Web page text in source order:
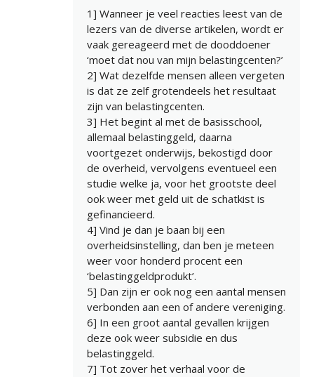
1] Wanneer je veel reacties leest van de
lezers van de diverse artikelen, wordt er
vaak gereageerd met de dooddoener
‘moet dat nou van mijn belastingcenten?’
2] Wat dezelfde mensen alleen vergeten
is dat ze zelf grotendeels het resultaat
zijn van belastingcenten.
3] Het begint al met de basisschool,
allemaal belastinggeld, daarna
voortgezet onderwijs, bekostigd door
de overheid, vervolgens eventueel een
studie welke ja, voor het grootste deel
ook weer met geld uit de schatkist is
gefinancieerd.
4] Vind je dan je baan bij een
overheidsinstelling, dan ben je meteen
weer voor honderd procent een
‘belastinggeldprodukt’.
5] Dan zijn er ook nog een aantal mensen
verbonden aan een of andere vereniging.
6] In een groot aantal gevallen krijgen
deze ook weer subsidie en dus
belastinggeld.
7] Tot zover het verhaal voor de